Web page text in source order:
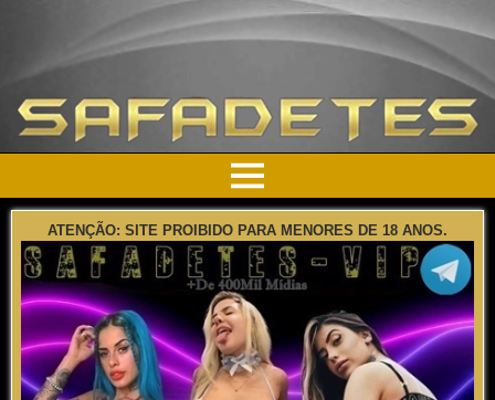
ATENÇÃO: SITE PROIBIDO PARA MENORES DE 18 ANOS.